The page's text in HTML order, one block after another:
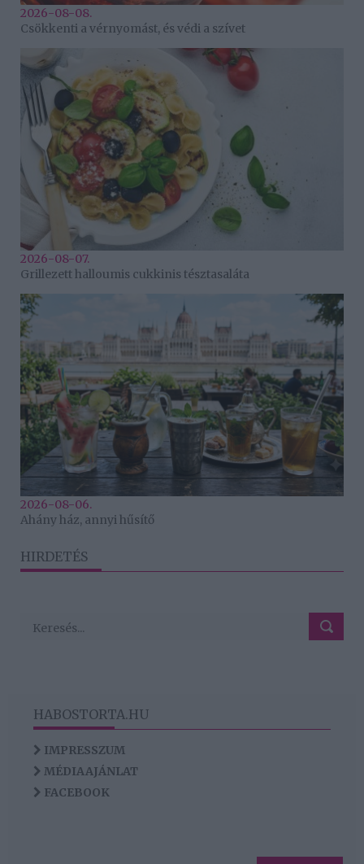
2026-08-08.
Csökkenti a vérnyomást, és védi a szívet
2026-08-07.
Grillezett halloumis cukkinis tésztasaláta
2026-08-06.
Ahány ház, annyi hűsítő
HIRDETÉS
HABOSTORTA.HU
IMPRESSZUM
MÉDIAAJÁNLAT
FACEBOOK